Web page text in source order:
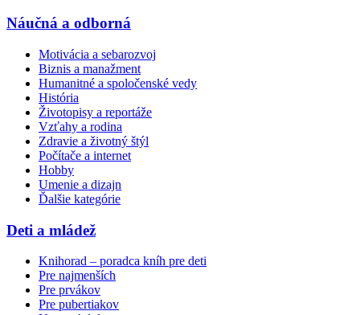
Náučná a odborná
Motivácia a sebarozvoj
Biznis a manažment
Humanitné a spoločenské vedy
História
Životopisy a reportáže
Vzťahy a rodina
Zdravie a životný štýl
Počítače a internet
Hobby
Umenie a dizajn
Ďalšie kategórie
Deti a mládež
Knihorad – poradca kníh pre deti
Pre najmenších
Pre prvákov
Pre pubertiakov